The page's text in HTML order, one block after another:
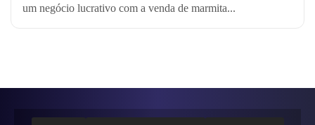
um negócio lucrativo com a venda de marmita...